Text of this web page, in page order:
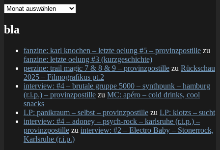
gesamtschau
bla
fanzine: karl knochen – letzte oelung #5 – provinzpostille zu
fanzine: letzte oelung #3 (kurzgeschichte)
perzine: trail magic 7 & 8 & 9 – provinzpostille zu Rückschau
2025 – Filmografikus pt.2
interview: #4 – brutale gruppe 5000 – synthpunk – hamburg
(r.i.p.) – provinzpostille zu MC: apéro – cold drinks, cool
snacks
LP: panikraum – selbst – provinzpostille zu LP: klotzs – sucht
interview: #4 – adoney – psych-rock – karlsruhe (r.i.p.) –
provinzpostille zu interview: #2 – Electro Baby – Stonerrock,
Karlsruhe (r.i.p.)